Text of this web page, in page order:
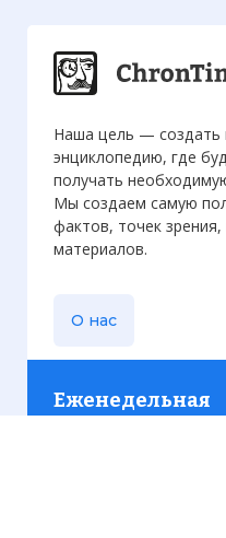
Наша цель — создать
энциклопедию, где
получать
Мы создаем самую
фактов, точек
материалов.
О нас
Еженедельная